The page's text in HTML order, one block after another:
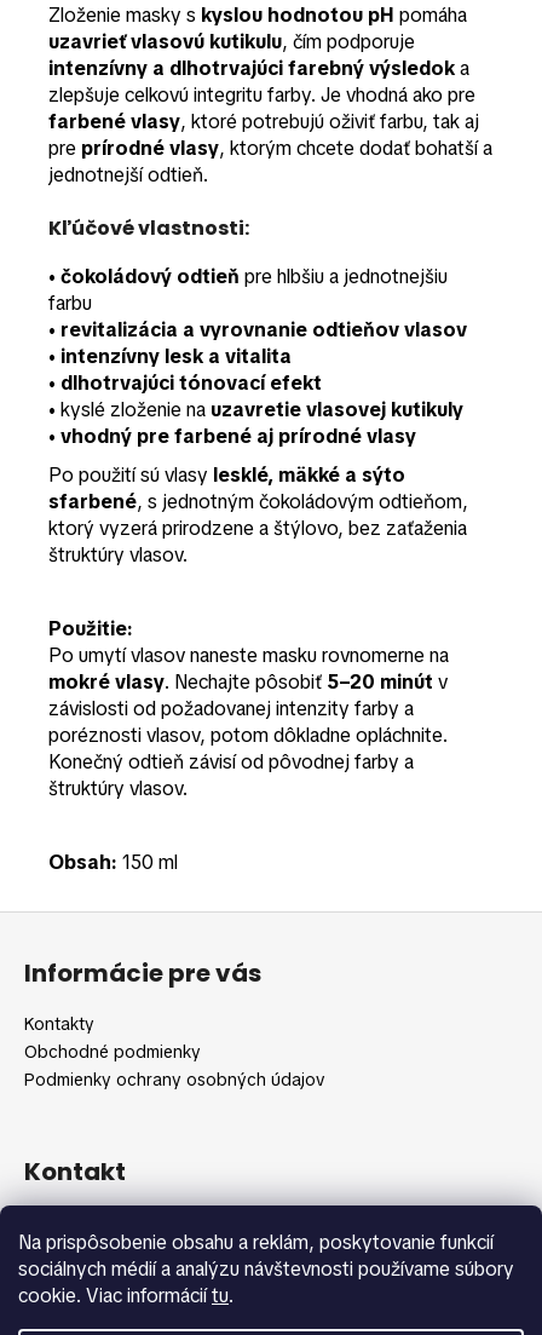
Na prispôsobenie obsahu a reklám, poskytovanie funkcií
sociálnych médií a analýzu návštevnosti používame súbory
cookie. Viac informáciítu.
Zloženie masky s kyslou hodnotou pH pomáha
uzavrieť vlasovú kutikulu, čím podporuje
intenzívny a dlhotrvajúci farebný výsledoka
zlepšuje celkovú integritu farby. Je vhodná ako pre
farbené vlasy, ktoré potrebujú oživiť farbu, tak aj
pre prírodné vlasy, ktorým chcete dodať bohatší a
jednotnejší odtieň.
Kľúčové vlastnosti:
• čokoládový odtieň pre hlbšiu a jednotnejšiu
farbu
• revitalizácia a vyrovnanie odtieňov vlasov
• intenzívny lesk a vitalita
• dlhotrvajúci tónovací efekt
• kyslé zloženie na uzavretie vlasovej kutikuly
• vhodný pre farbené aj prírodné vlasy
Po použití sú vlasy lesklé, mäkké a sýto
sfarbené, s jednotným čokoládovým odtieňom,
ktorý vyzerá prirodzene a štýlovo, bez zaťaženia
štruktúry vlasov.
Použitie:
Po umytí vlasov naneste masku rovnomerne na
mokré vlasy. Nechajte pôsobiť 5–20 minút v
závislosti od požadovanej intenzity farby a
poréznosti vlasov, potom dôkladne opláchnite.
Konečný odtieň závisí od pôvodnej farby a
štruktúry vlasov.
Obsah: 150 ml
Z
Informácie pre vás
Kontakty
Obchodné podmienky
Podmienky ochrany osobných údajov
Kontakt
+420 775 371 692